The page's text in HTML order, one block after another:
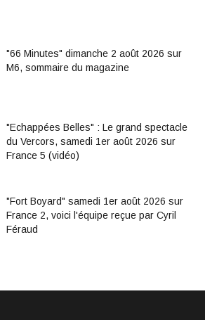
"66 Minutes" dimanche 2 août 2026 sur
M6, sommaire du magazine
"Echappées Belles" : Le grand spectacle
du Vercors, samedi 1er août 2026 sur
France 5 (vidéo)
"Fort Boyard" samedi 1er août 2026 sur
France 2, voici l'équipe reçue par Cyril
Féraud